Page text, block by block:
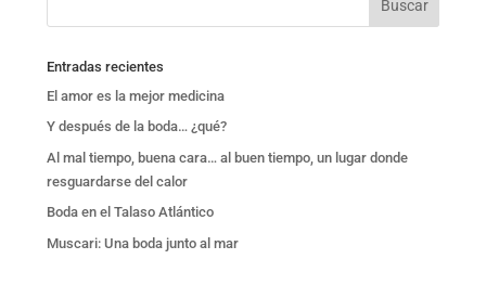
Entradas recientes
El amor es la mejor medicina
Y después de la boda… ¿qué?
Al mal tiempo, buena cara… al buen tiempo, un lugar donde
resguardarse del calor
Boda en el Talaso Atlántico
Muscari: Una boda junto al mar